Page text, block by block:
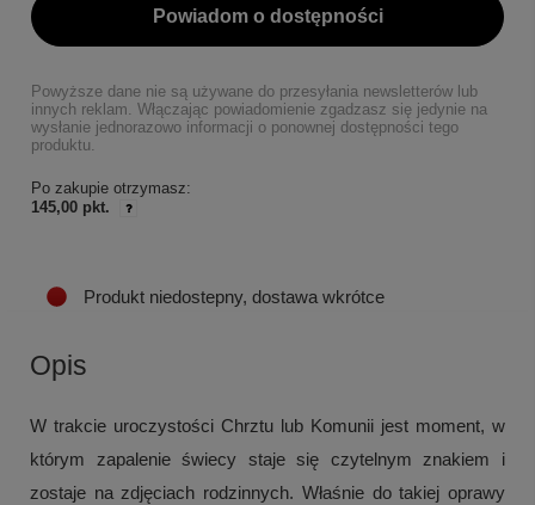
Powiadom o dostępności
Powyższe dane nie są używane do przesyłania newsletterów lub
innych reklam. Włączając powiadomienie zgadzasz się jedynie na
wysłanie jednorazowo informacji o ponownej dostępności tego
produktu.
Po zakupie otrzymasz:
145,00 pkt.
Produkt niedostepny, dostawa wkrótce
Opis
W trakcie uroczystości Chrztu lub Komunii jest moment, w
którym zapalenie świecy staje się czytelnym znakiem i
zostaje na zdjęciach rodzinnych. Właśnie do takiej oprawy